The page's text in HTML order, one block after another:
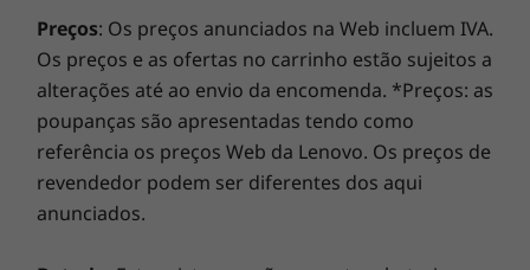
Assistência para PME
SUSTENTABILIDADE
Certificações/registos
EPEAT Silver Registered
Na Lenovo, todos os portáteis beneficiam de uma
garantia de um ano para a bateria,
independentemente da garantia do sistema. Mas há
um verdadeiro fator de mudança: oferecemos
umaSealed Battery Warranty de 3 anos numa seleção
de PCs. Desfrute de três anos de bateria sem
preocupações ao adquirir esta atualização com o seu
dispositivo ou durante o período de garantia original
Preços: Os preços anunciados na Web incluem IVA.
Os preços e as ofertas no carrinho estão sujeitos a
alterações até ao envio da encomenda. *Preços: as
poupanças são apresentadas tendo como
referência os preços Web da Lenovo. Os preços de
revendedor podem ser diferentes dos aqui
anunciados.